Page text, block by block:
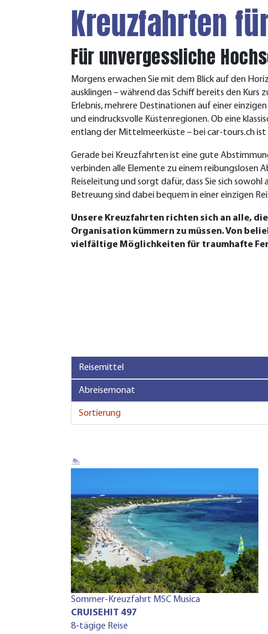
Kreuzfahrten
Für unvergessliche
Morgens erwachen Sie mit dem Blick auf den
ausklingen – während das Schiff bereits den
Erlebnis, mehrere Destinationen auf einer
und eindrucksvolle Küstenregionen. Ob eine
entlang der Mittelmeerküste – bei car-tours.ch ist
Gerade bei Kreuzfahrten ist eine gute
verbinden alle Elemente zu einem reibungslosen
Reiseleitung und sorgt dafür, dass Sie sich
Betreuung sind dabei bequem in einer einzigen
Unsere Kreuzfahrten richten sich an alle,
Organisation kümmern zu müssen. Von
vielfältige Möglichkeiten für traumhafte
Sommer-Kreuzfahrt MSC Musica
CRUISEHIT 497
8-tägige Reise